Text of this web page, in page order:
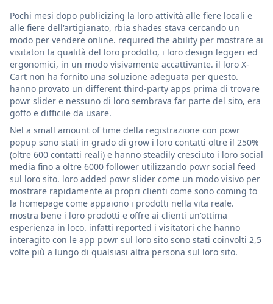
Pochi mesi dopo publicizing la loro attività alle fiere locali e
alle fiere dell'artigianato, rbia shades stava cercando un
modo per vendere online. required the ability per mostrare ai
visitatori la qualità del loro prodotto, i loro design leggeri ed
ergonomici, in un modo visivamente accattivante. il loro X-
Cart non ha fornito una soluzione adeguata per questo.
hanno provato un different third-party apps prima di trovare
powr slider e nessuno di loro sembrava far parte del sito, era
goffo e difficile da usare.
Nel a small amount of time della registrazione con powr
popup sono stati in grado di grow i loro contatti oltre il 250%
(oltre 600 contatti reali) e hanno steadily cresciuto i loro social
media fino a oltre 6000 follower utilizzando powr social feed
sul loro sito. loro added powr slider come un modo visivo per
mostrare rapidamente ai propri clienti come sono coming to
la homepage come appaiono i prodotti nella vita reale.
mostra bene i loro prodotti e offre ai clienti un'ottima
esperienza in loco. infatti reported i visitatori che hanno
interagito con le app powr sul loro sito sono stati coinvolti 2,5
volte più a lungo di qualsiasi altra persona sul loro sito.